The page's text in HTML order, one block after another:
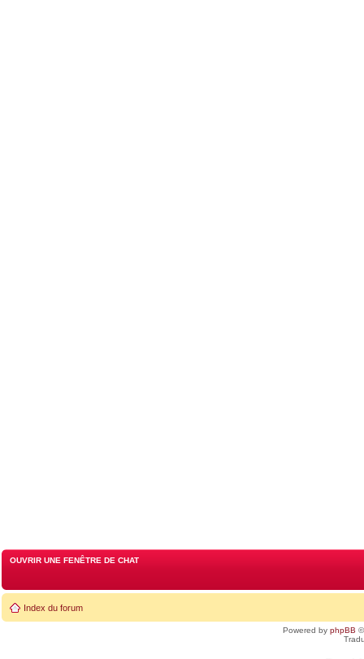
OUVRIR UNE FENÊTRE DE CHAT
Index du forum
Powered by phpBB